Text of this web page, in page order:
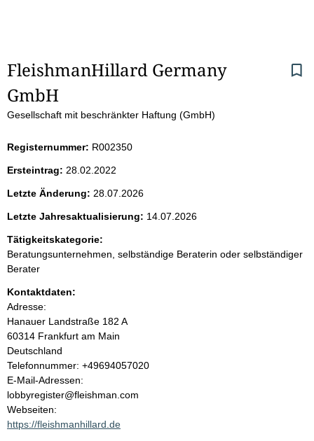
S
e
t
e
n
i
n
h
a
l
t
FleishmanHillard Germany
GmbH
Gesellschaft mit beschränkter Haftung (GmbH)
Registernummer: R002350
Ersteintrag: 28.02.2022
Letzte Änderung: 28.07.2026
Letzte Jahresaktualisierung: 14.07.2026
Tätigkeitskategorie:
Beratungsunternehmen, selbständige Beraterin oder selbständiger
Berater
Kontaktdaten:
Adresse:
Hanauer Landstraße 182 A
60314 Frankfurt am Main
Deutschland
K
o
n
t
a
Telefonnummer: +49694057020
E-Mail-Adressen:
lobbyregister@fleishman.com
Webseiten:
https://fleishmanhillard.de